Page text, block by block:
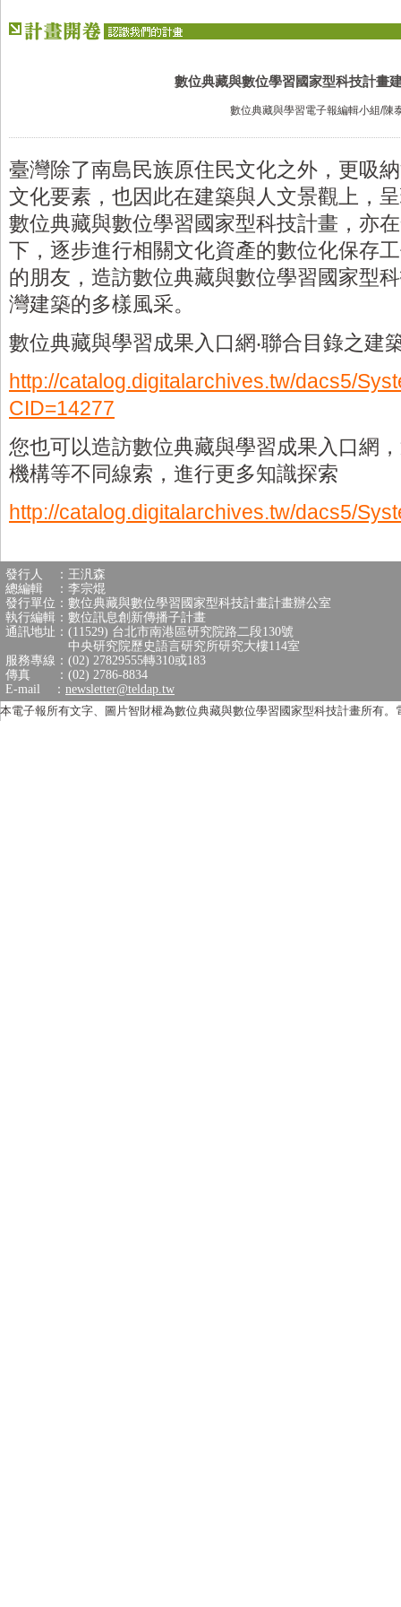
數位典藏與數位學習國家型科技計畫
數位典藏與學習電子報編輯小組/陳
臺灣除了南島民族原住民文化之外，更吸
文化要素，也因此在建築與人文景觀上，
數位典藏與數位學習國家型科技計畫，亦
下，逐步進行相關文化資產的數位化保存
的朋友，造訪數位典藏與數位學習國家型
灣建築的多樣風采。
數位典藏與學習成果入口網‧聯合目錄之建
http://catalog.digitalarchives.tw/dacs5/
CID=14277
您也可以造訪數位典藏與學習成果入口網
機構等不同線索，進行更多知識探索
http://catalog.digitalarchives.tw/dacs5/
發行人 ：王汎森
總編輯 ：李宗焜
發行單位：數位典藏與數位學習國家型科技計畫計畫辦公室
執行編輯：數位訊息創新傳播子計畫
通訊地址：(11529) 台北市南港區研究院路二段130號
中央研究院歷史語言研究所研究大樓114室
服務專線：(02) 27829555轉310或183
傳真 ：(02) 2786-8834
E-mail ： newsletter@teldap.tw
本電子報所有文字、圖片智財權為數位典藏與數位學習國家型科技計畫所有